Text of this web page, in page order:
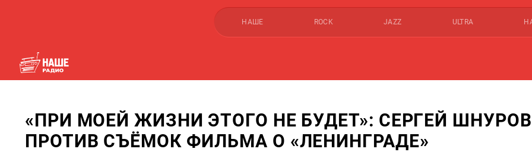
НАШЕ ROCK JAZZ ULTRA
«ПРИ МОЕЙ ЖИЗНИ ЭТОГО НЕ БУДЕТ»: СЕРГЕЙ ШНУРОВ
ПРОТИВ СЪЁМОК ФИЛЬМА О «ЛЕНИНГРАДЕ»